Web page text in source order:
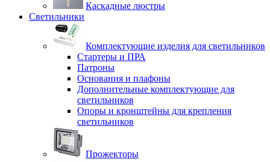
Каскадные люстры
Светильники
Комплектующие изделия для светильников
Стартеры и ПРА
Патроны
Основания и плафоны
Дополнительные комплектующие для
светильников
Опоры и кронштейны для крепления
светильников
Прожекторы